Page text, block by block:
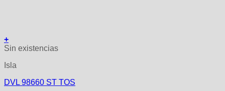
+
Sin existencias
Isla
DVL 98660 ST TOS